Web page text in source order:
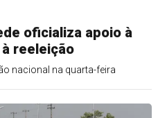
oficializa apoio à
reeleição
nacional na quarta-feira